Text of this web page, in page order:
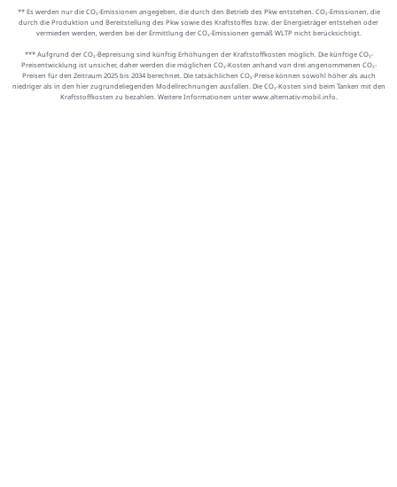
** Es werden nur die CO₂-Emissionen angegeben, die durch den Betrieb des Pkw entstehen. CO₂-Emissionen, die
durch die Produktion und Bereitstellung des Pkw sowie des Kraftstoffes bzw. der Energieträger entstehen oder
vermieden werden, werden bei der Ermittlung der CO₂-Emissionen gemäß WLTP nicht berücksichtigt.
*** Aufgrund der CO₂-Bepreisung sind künftig Erhöhungen der Kraftstoffkosten möglich. Die künftige CO₂-
Preisentwicklung ist unsicher, daher werden die möglichen CO₂-Kosten anhand von drei angenommenen CO₂-
Preisen für den Zeitraum 2025 bis 2034 berechnet. Die tatsächlichen CO₂-Preise können sowohl höher als auch
niedriger als in den hier zugrundeliegenden Modellrechnungen ausfallen. Die CO₂-Kosten sind beim Tanken mit den
Kraftstoffkosten zu bezahlen. Weitere Informationen unter www.alternativ-mobil.info.